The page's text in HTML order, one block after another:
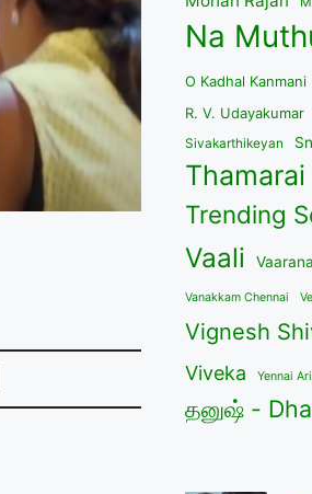
Na
O Kadhal Kanmani
R. V. Udayakumar
Sivakarthikeyan
Thamarai
Trending
Vaali
Vanakkam Chennai
Vignesh
Viveka Yennai
தனுஷ் -